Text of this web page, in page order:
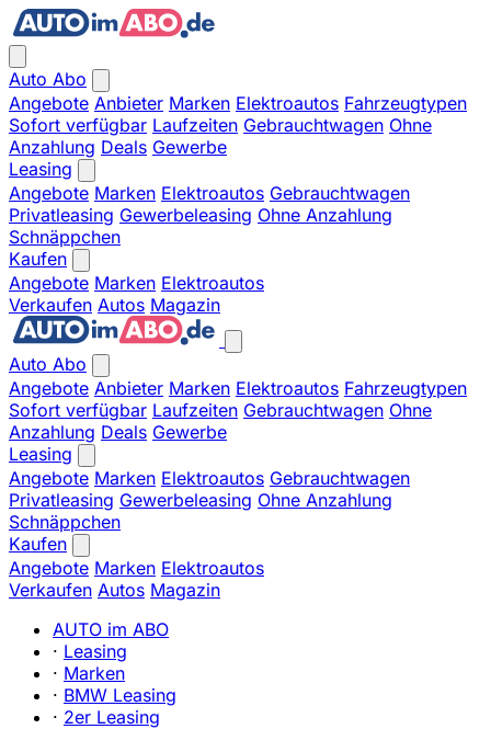
Auto Abo
Angebote Anbieter Marken Elektroautos Fahrzeugtypen
Sofort verfügbar Laufzeiten Gebrauchtwagen Ohne
Anzahlung Deals Gewerbe
Leasing
Angebote Marken Elektroautos Gebrauchtwagen
Privatleasing Gewerbeleasing Ohne Anzahlung
Schnäppchen
Kaufen
Angebote Marken Elektroautos
Verkaufen Autos Magazin
Auto Abo
Angebote Anbieter Marken Elektroautos Fahrzeugtypen
Sofort verfügbar Laufzeiten Gebrauchtwagen Ohne
Anzahlung Deals Gewerbe
Leasing
Angebote Marken Elektroautos Gebrauchtwagen
Privatleasing Gewerbeleasing Ohne Anzahlung
Schnäppchen
Kaufen
Angebote Marken Elektroautos
Verkaufen Autos Magazin
AUTO im ABO
· Leasing
· Marken
· BMW Leasing
· 2er Leasing